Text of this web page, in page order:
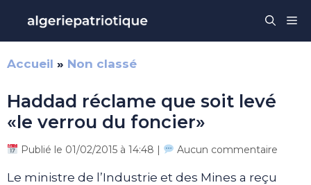
contenu
Accueil » Non classé
Haddad réclame que soit levé
«le verrou du foncier»
Publié le 01/02/2015 à 14:48 | Aucun commentaire
Le ministre de l’Industrie et des Mines a reçu